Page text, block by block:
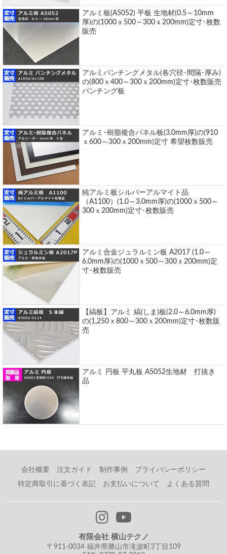
アルミ板(A5052) 平板 生地材(0.5～10mm
厚)の(1000ｘ500～300ｘ200mm)定寸･枚数
販売
アルミパンチングメタル(各穴径･間隔･厚み)
の(800ｘ400～300ｘ200mm)定寸･枚数販売
パンチング板
アルミ･樹脂複合パネル板(3.0mm厚)の(910
ｘ600～300ｘ200mm)定寸 希望枚数販売
純アルミ板シルバーアルマイト品
（A1100）(1.0～3.0mm厚)の(1000ｘ500～
300ｘ200mm)定寸･枚数販売
アルミ合金ジュラルミン板 A2017 (1.0～
6.0mm厚)の(1000ｘ500～300ｘ200mm)定
寸･枚数販売
【縞板】アルミ 縞(しま)板(2.0～6.0mm厚)
の(1,250ｘ800～300ｘ200mm)定寸･枚数販
売
アルミ 円板 平丸板 A5052生地材 打抜き
品
会社概要 注文ガイド 制作事例
プライバシーポリシー
特定商取引に基づく表記
お支払いについて よくある質問
有限会社 横山テクノ
〒911-0034 福井県勝山市滝波町3丁目109